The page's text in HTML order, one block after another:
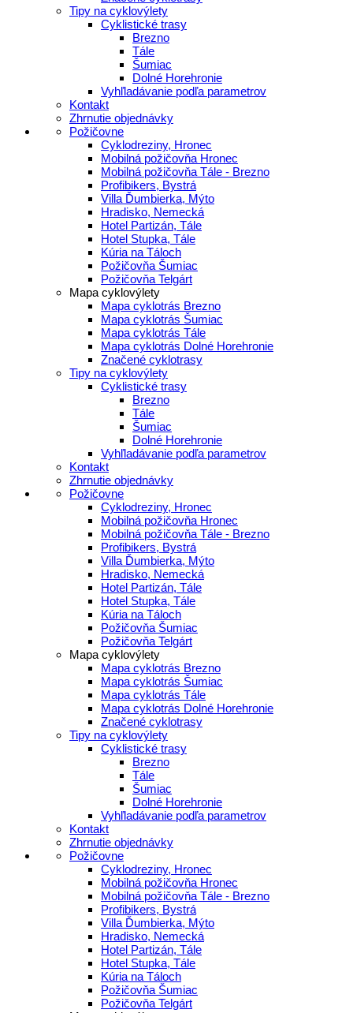
Tipy na cyklovýlety
Cyklistické trasy
Brezno
Tále
Šumiac
Dolné Horehronie
Vyhľladávanie podľa parametrov
Kontakt
Zhrnutie objednávky
Požičovne
Cyklodreziny, Hronec
Mobilná požičovňa Hronec
Mobilná požičovňa Tále - Brezno
Profibikers, Bystrá
Villa Ďumbierka, Mýto
Hradisko, Nemecká
Hotel Partizán, Tále
Hotel Stupka, Tále
Kúria na Táloch
Požičovňa Šumiac
Požičovňa Telgárt
Mapa cyklovýlety
Mapa cyklotrás Brezno
Mapa cyklotrás Šumiac
Mapa cyklotrás Tále
Mapa cyklotrás Dolné Horehronie
Značené cyklotrasy
Tipy na cyklovýlety
Cyklistické trasy
Brezno
Tále
Šumiac
Dolné Horehronie
Vyhľladávanie podľa parametrov
Kontakt
Zhrnutie objednávky
Požičovne
Cyklodreziny, Hronec
Mobilná požičovňa Hronec
Mobilná požičovňa Tále - Brezno
Profibikers, Bystrá
Villa Ďumbierka, Mýto
Hradisko, Nemecká
Hotel Partizán, Tále
Hotel Stupka, Tále
Kúria na Táloch
Požičovňa Šumiac
Požičovňa Telgárt
Mapa cyklovýlety
Mapa cyklotrás Brezno
Mapa cyklotrás Šumiac
Mapa cyklotrás Tále
Mapa cyklotrás Dolné Horehronie
Značené cyklotrasy
Tipy na cyklovýlety
Cyklistické trasy
Brezno
Tále
Šumiac
Dolné Horehronie
Vyhľladávanie podľa parametrov
Kontakt
Zhrnutie objednávky
Požičovne
Cyklodreziny, Hronec
Mobilná požičovňa Hronec
Mobilná požičovňa Tále - Brezno
Profibikers, Bystrá
Villa Ďumbierka, Mýto
Hradisko, Nemecká
Hotel Partizán, Tále
Hotel Stupka, Tále
Kúria na Táloch
Požičovňa Šumiac
Požičovňa Telgárt